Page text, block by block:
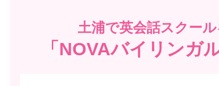
土浦で英会話スクー
「NOVAバイリンガ